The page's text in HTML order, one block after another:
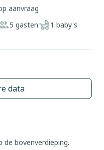
aanvraag
5 gasten
1 baby's
data
bovenverdieping.